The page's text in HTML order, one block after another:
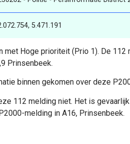
5.471.191
Hoge prioriteit (Prio 1). De 112
Prinsenbeek.
binnen gekomen over deze
112 melding niet. Het is
melding in A16, Prinsenbeek.